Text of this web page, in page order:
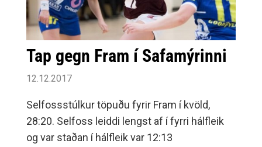
Tap gegn Fram í Safamýrinni
12.12.2017
Selfossstúlkur töpuðu fyrir Fram í kvöld,
28:20. Selfoss leiddi lengst af í fyrri hálfleik
og var staðan í hálfleik var 12:13